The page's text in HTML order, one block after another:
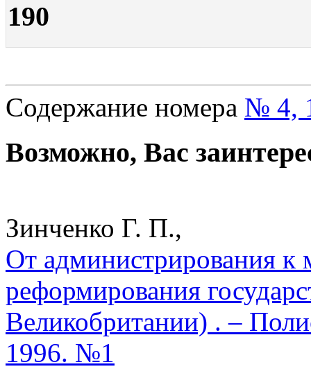
190
Содержание номера № 4,
Возможно, Вас
Зинченко Г. П.,
От администрирования
реформирования
Великобритании) . –
1996. №1